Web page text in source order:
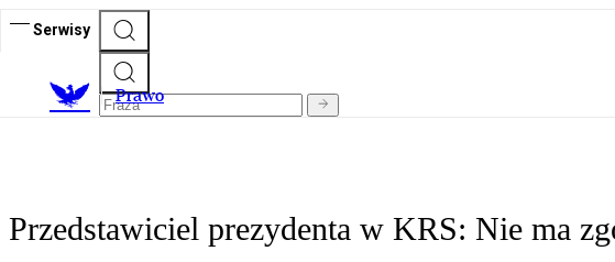
Serwisy
Prawo
Przedstawiciel prezydenta w KRS: Nie ma